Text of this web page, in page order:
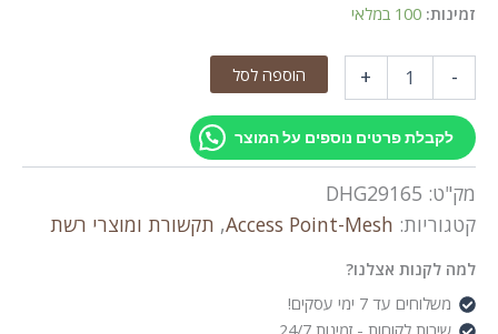
זמינות: 100 במלאי
-
SYSTEM
Wi-
7
M3600
Cudy
(2
+ הוספה לסל
לקבלת פרטים נוספים על המוצר
מק"ט: DHG29165
קטגוריות: Access Point-Mesh
, תקשורת ומוצרי רשת
למה לקנות אצלנו?
משלוחים עד 7 ימי עסקים!